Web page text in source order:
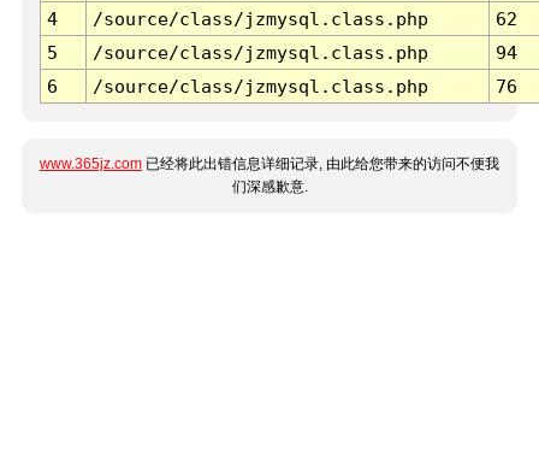
4
/source/class/jzmysql.class.php
62
5
/source/class/jzmysql.class.php
94
6
/source/class/jzmysql.class.php 76
www.365jz.com 已经将此出错信息详细记录, 由此给您带来的访问不便我
们深感歉意.